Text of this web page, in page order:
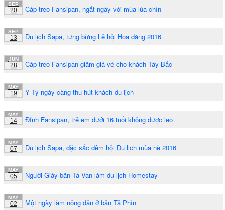
SEP
20 Cáp treo Fansipan, ngất ngây với mùa lúa chín
SEP
13 Du lịch Sapa, tưng bừng Lễ hội Hoa đăng 2016
JUN
28 Cáp treo Fansipan giảm giá vé cho khách Tây Bắc
MAY
19 Y Tý ngày càng thu hút khách du lịch
MAY
14 Đỉnh Fansipan, trẻ em dưới 16 tuổi không được leo
MAY
07 Du lịch Sapa, đặc sắc đêm hội Du lịch mùa hè 2016
MAY
05 Người Giáy bản Tả Van làm du lịch Homestay
MAY
02 Một ngày làm nông dân ở bản Tả Phìn